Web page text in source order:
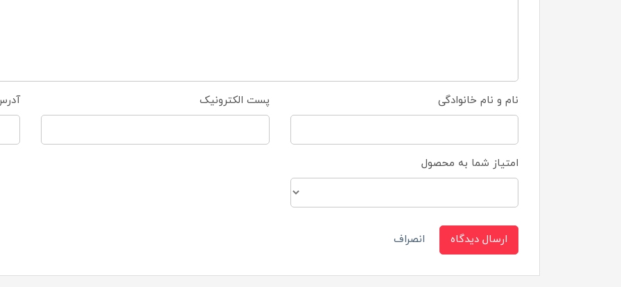
نام و نام خانوادگی پست الکترونیک
امتیاز شما به محصول
ارسال دیدگاه انصراف